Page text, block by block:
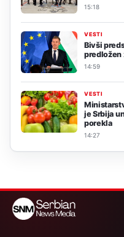
15:18
VESTI
Bivši
predložen
14:59
VESTI
je Srbija
porekla
14:27